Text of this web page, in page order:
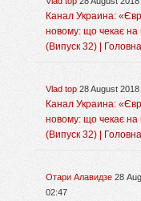
Канал Украина:
новому: що чекає на
(Випуск 32) |
Vlad top 28 August
Канал Украина:
новому: що чекає на
(Випуск 32) |
Отари Алавидзе 28
02:47